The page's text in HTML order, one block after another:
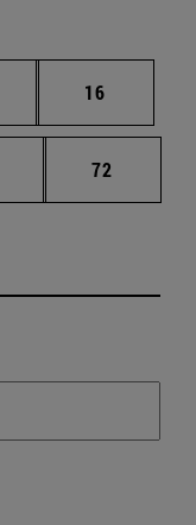
Páginas intermedias
Página
16
Páginas intermedias
Página
72